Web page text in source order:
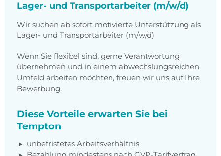
Lager- und Transportarbeiter (m/w/d)
Wir suchen ab sofort motivierte Unterstützung als
Lager- und Transportarbeiter (m/w/d)
Wenn Sie flexibel sind, gerne Verantwortung
übernehmen und in einem abwechslungsreichen
Umfeld arbeiten möchten, freuen wir uns auf Ihre
Bewerbung.
Diese Vorteile erwarten Sie bei
Tempton
unbefristetes Arbeitsverhältnis